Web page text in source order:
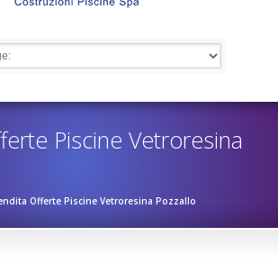
Piscine Vetroresina
Offerte Piscine Vetroresina Pozzallo